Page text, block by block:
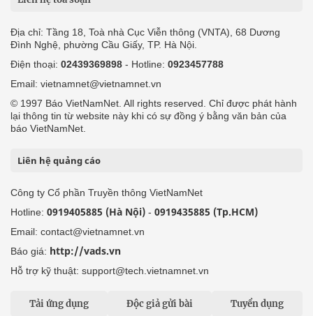
Địa chỉ: Tầng 18, Toà nhà Cục Viễn thông (VNTA), 68 Dương
Đình Nghệ, phường Cầu Giấy, TP. Hà Nội.
Điện thoại: 02439369898 - Hotline: 0923457788
Email: vietnamnet@vietnamnet.vn
© 1997 Báo VietNamNet. All rights reserved. Chỉ được phát hành
lại thông tin từ website này khi có sự đồng ý bằng văn bản của
báo VietNamNet.
Liên hệ quảng cáo
Công ty Cổ phần Truyền thông VietNamNet
Hotline: 0919405885 (Hà Nội) - 0919435885 (Tp.HCM)
Email: contact@vietnamnet.vn
Báo giá: http://vads.vn
Hỗ trợ kỹ thuật: support@tech.vietnamnet.vn
Tải ứng dụng Độc giả gửi bài Tuyển dụng